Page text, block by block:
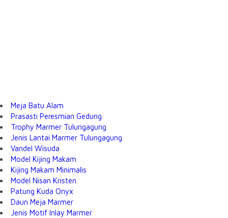
Meja Batu Alam
Prasasti Peresmian Gedung
Trophy Marmer Tulungagung
Jenis Lantai Marmer Tulungagung
Vandel Wisuda
Model Kijing Makam
Kijing Makam Minimalis
Model Nisan Kristen
Patung Kuda Onyx
Daun Meja Marmer
Jenis Motif Inlay Marmer